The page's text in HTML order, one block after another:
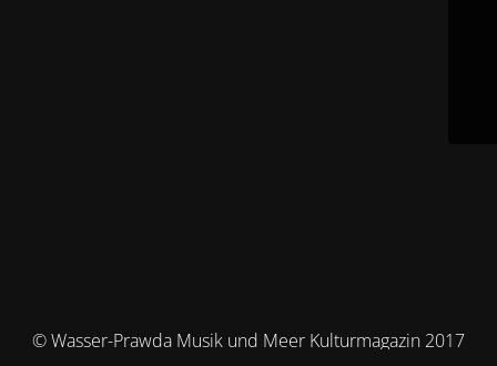
© Wasser-Prawda Musik und Meer Kulturmagazin 2017